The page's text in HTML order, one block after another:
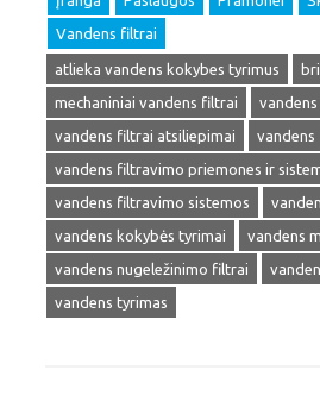
Vandens filtrai
atlieka vandens kokybes tyrimus
mechaniniai vandens filtrai
vandens filtrai atsiliepimai
vandens
vandens filtravimo priemones ir
vandens filtravimo sistemos
vandens kokybės tyrimai
vandens
vandens nugeležinimo filtrai
vandens tyrimas